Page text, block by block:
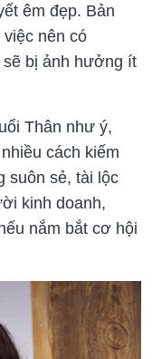
êm đẹp. Bản
nên có
sẽ bị ảnh hưởng ít
Thân như ý,
cách kiếm
suôn sẻ, tài lộc
kinh doanh,
nắm bắt cơ hội